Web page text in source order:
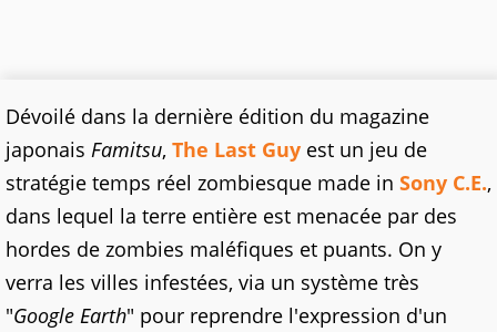
Dévoilé dans la dernière édition du magazine
japonais Famitsu, The Last Guy est un jeu de
stratégie temps réel zombiesque made in Sony C.E.,
dans lequel la terre entière est menacée par des
hordes de zombies maléfiques et puants. On y
verra les villes infestées, via un système très
"Google Earth" pour reprendre l'expression d'un